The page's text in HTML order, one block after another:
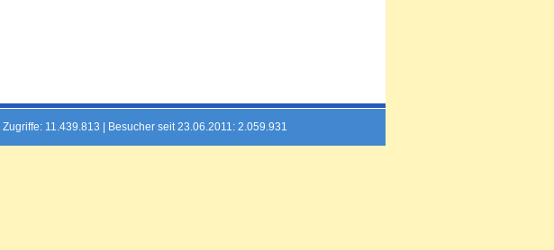
Zugriffe: 11.439.813 | Besucher seit 23.06.2011: 2.059.931